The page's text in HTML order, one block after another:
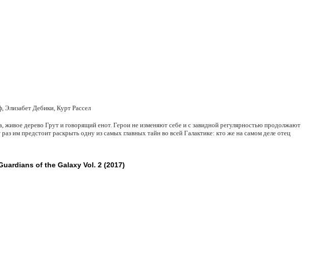
Элизабет Дебики, Курт Рассел
дерево Грут и говорящий енот. Герои не изменяют себе и с завидной регулярностью продолжают
им предстоит раскрыть одну из самых главных тайн во всей Галактике: кто же на самом деле отец
of the Galaxy Vol. 2 (2017)